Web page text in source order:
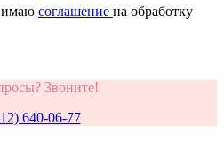
соглашение на обработку
Звоните!
640-06-77